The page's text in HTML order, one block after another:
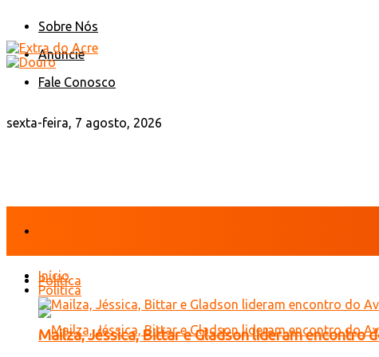
Sobre Nós
Anuncie
Fale Conosco
sexta-feira, 7 agosto, 2026
Política
Início
Política
Mailza, Jéssica, Bittar e Gladson lideram encontro